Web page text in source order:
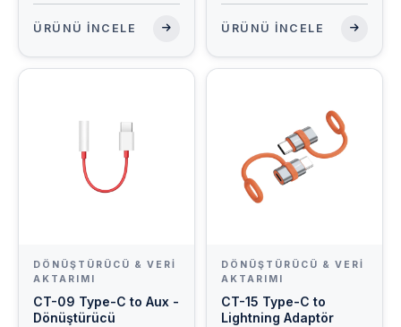
ÜRÜNÜ İNCELE ÜRÜNÜ İNCELE
DÖNÜŞTÜRÜCÜ & VERI
AKTARIMI
CT-09 Type-C to Aux -
Dönüştürücü
DÖNÜŞTÜRÜCÜ & VERI
AKTARIMI
CT-15 Type-C to
Lightning Adaptör